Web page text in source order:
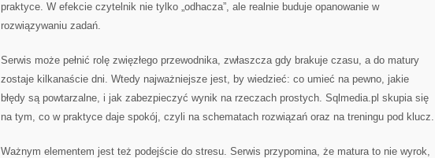
praktyce. W efekcie czytelnik nie tylko „odhacza”, ale realnie buduje opanowanie w
rozwiązywaniu zadań.
Serwis może pełnić rolę zwięzłego przewodnika, zwłaszcza gdy brakuje czasu, a do matury
zostaje kilkanaście dni. Wtedy najważniejsze jest, by wiedzieć: co umieć na pewno, jakie
błędy są powtarzalne, i jak zabezpieczyć wynik na rzeczach prostych. Sqlmedia.pl skupia się
na tym, co w praktyce daje spokój, czyli na schematach rozwiązań oraz na treningu pod klucz.
Ważnym elementem jest też podejście do stresu. Serwis przypomina, że matura to nie wyrok,